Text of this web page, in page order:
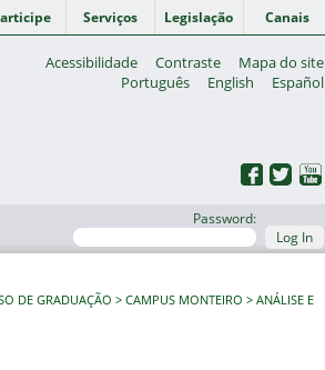
Serviços Legislação Canais
Acessibilidade Contraste
Mapa do site
Português
English Español
Password:
Log In
DE GRADUAÇÃO CAMPUS MONTEIRO
ANÁLISE E